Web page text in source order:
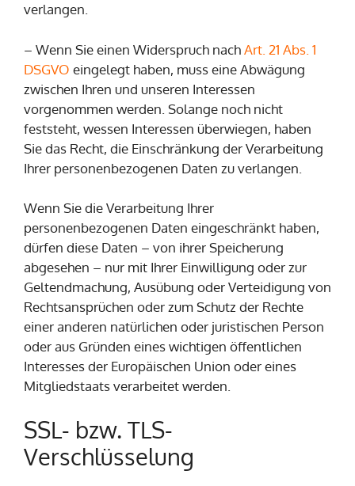
verlangen.
– Wenn Sie einen Widerspruch nachArt. 21 Abs. 1
DSGVO eingelegt haben, muss eine Abwägung
zwischen Ihren und unseren Interessen
vorgenommen werden. Solange noch nicht
feststeht, wessen Interessen überwiegen, haben
Sie das Recht, die Einschränkung der Verarbeitung
Ihrer personenbezogenen Daten zu verlangen.
Wenn Sie die Verarbeitung Ihrer
personenbezogenen Daten eingeschränkt haben,
dürfen diese Daten – von ihrer Speicherung
abgesehen – nur mit Ihrer Einwilligung oder zur
Geltendmachung, Ausübung oder Verteidigung von
Rechtsansprüchen oder zum Schutz der Rechte
einer anderen natürlichen oder juristischen Person
oder aus Gründen eines wichtigen öffentlichen
Interesses der Europäischen Union oder eines
Mitgliedstaats verarbeitet werden.
SSL- bzw. TLS-
Verschlüsselung